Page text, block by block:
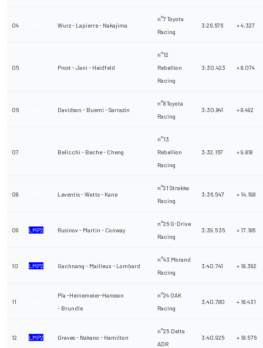
04 Wurz - Lapierre - Nakajima
n°7 Toyota
Racing
3:26.676 + 4.327
05 Prost - Jani - Heidfeld
n°12
Rebellion
Racing
3:30.423 + 8.074
06 Davidson - Buemi - Sarrazin
n°8 Toyota
Racing
3:30.841 + 8.492
07 Belicchi - Beche - Cheng
n°13
Rebellion
Racing
3:32.167 + 9.818
08 Leventis - Watts - Kane
n°21 Strakka
Racing
3:36.547 + 14.198
09 LMP2 Rusinov - Martin - Conway
n°26 G-Drive
Racing
3:39.535 + 17.186
10 LMP2 Gachnang - Mailleux - Lombard
n°43 Morand
Racing
3:40.741 + 18.392
11
Pla -Heinemeier-Hansson
- Brundle
n°24 OAK
Racing
3:40.780 + 18.431
12 LMP2 Graves - Nakano - Hamilton
n°25 Delta
ADR
3:40.925 + 18.576